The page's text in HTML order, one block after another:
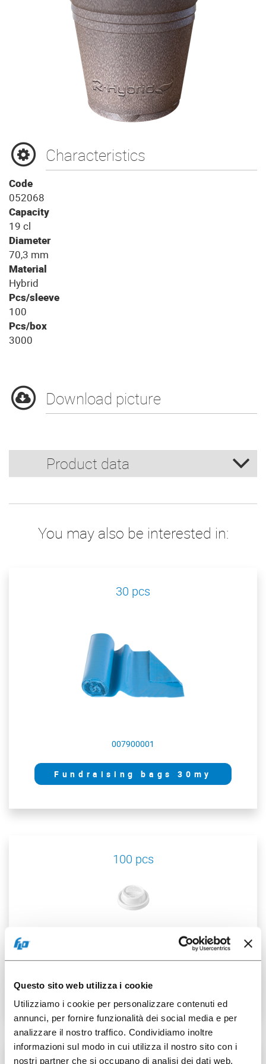
Questo sito web utilizza i cookie
Utilizziamo i cookie per personalizzare contenuti ed
annunci, per fornire funzionalità dei social media e per
analizzare il nostro traffico. Condividiamo inoltre
informazioni sul modo in cui utilizza il nostro sito con i
nostri partner che si occupano di analisi dei dati web,
Characteristics
Code
052068
Capacity
19 cl
Diameter
70,3 mm
Material
Hybrid
Pcs/sleeve
100
Pcs/box
3000
Download picture
Product data
You may also be interested in:
30 pcs
007900001
Fundraising bags 30my
100 pcs
G.5.5/7oz